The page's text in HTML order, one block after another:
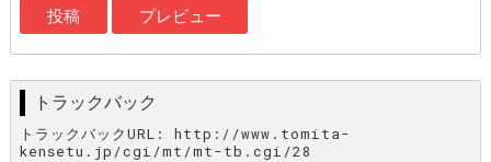
トラックバック
トラックバックURL: http://www.tomita-
kensetu.jp/cgi/mt/mt-tb.cgi/28